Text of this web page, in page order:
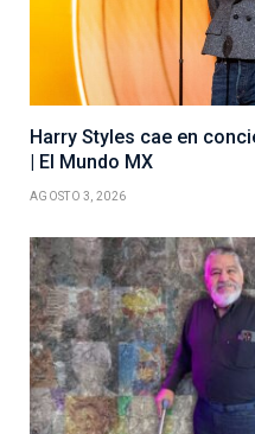
Harry Styles cae en
| El Mundo MX
AGOSTO 3, 2026